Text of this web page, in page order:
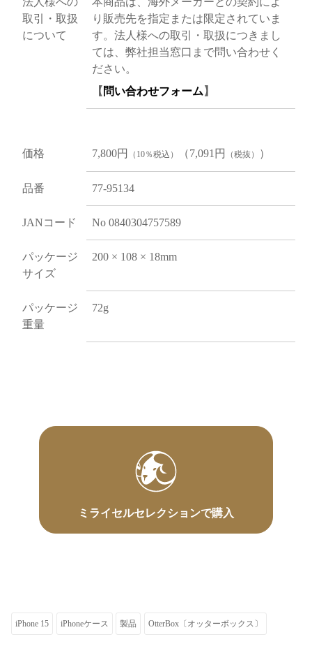
取引・取扱
について
り販売先を指定または限定されていま
す。法人様への取引・取扱につきまし
ては、弊社担当窓口まで問い合わせく
ださい。
【 問い合わせフォーム 】
価格 7,800円 （10％税込） （7,091円 （税抜） ）
品番 77-95134
JANコード No 0840304757589
パッケージ
サイズ
200 × 108 × 18mm
パッケージ
重量
72g
ミライセルセレクションで購入
iPhone 15 iPhoneケース 製品 OtterBox〔オッターボックス〕